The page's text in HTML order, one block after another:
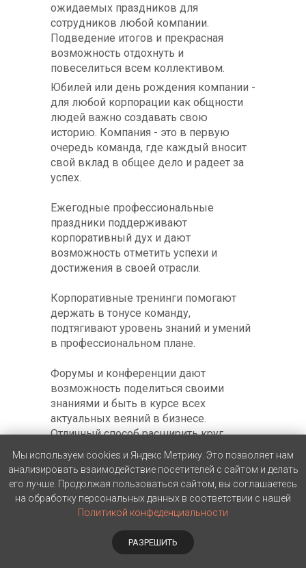
Юбилей или день рождения компании -
для любой корпорации как общности
людей важно создавать свою
историю. Компания - это в первую
очередь команда, где каждый вносит
свой вклад в общее дело и радеет за
успех.
Ежегодные профессиональные
праздники поддерживают
корпоративный дух и дают
возможность отметить успехи и
достижения в своей отрасли.
Корпоративные тренинги помогают
держать в тонусе команду,
подтягивают уровень знаний и умений
в профессиональном плане.
Форумы и конференции дают
возможность поделиться своими
знаниями и быть в курсе всех
актуальных веяний в бизнесе.
Отличный способ расширить круг
профессиональных знакомств и
связей.
ожидаемых праздников для
сотрудников любой компании.
Подведение итогов и прекрасная
возможность отдохнуть и
повеселиться всем коллективом.
Мы используем cookies и Яндекс Метрику. Это позволяет нам
анализировать взаимодействие посетителей с сайтом и делать
его лучше. Продолжая пользоваться сайтом, вы соглашаетесь
на обработку персональных данных в соответствии с нашей
Политикой конфеденциальности
РАЗРЕШИТЬ